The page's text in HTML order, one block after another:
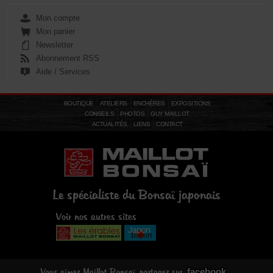
Mon compte
Mon panier
Newsletter
Abonnement RSS
Aide / Services
BOUTIQUE ATELIERS ENCHÈRES
EXPOSITIONS
CONSEILS
PHOTOS
GUY MAILLOT
ACTUALITÉS
LIENS CONTACT
Le spécialiste du Bonsaï japonais
Voir nos autres sites